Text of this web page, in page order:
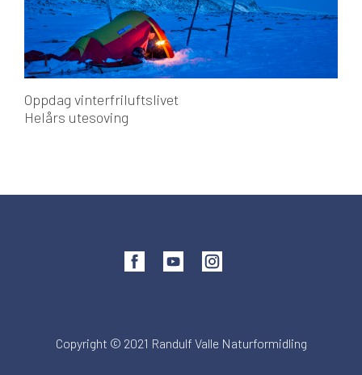
Oppdag vinterfriluftslivet
Helårs utesoving
Copyright © 2021 Randulf Valle Naturformidling